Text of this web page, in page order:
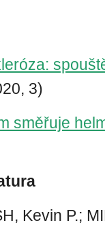
3)
směřuje
Kevin P.;